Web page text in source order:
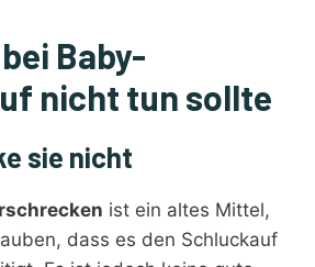
Baby-
nicht tun sollte
sie nicht
ist ein altes Mittel,
dass es den Schluckauf